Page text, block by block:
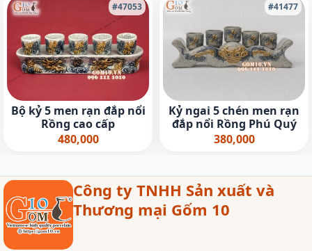
#47053
Bộ kỷ 5 men rạn đắp nổi
Rồng cao cấp
480,000
#41477
Kỷ ngai 5 chén men rạn
đắp nổi Rồng Phú Quý
380,000
Công ty TNHH Sản xuất và
Thương mại Gốm 10